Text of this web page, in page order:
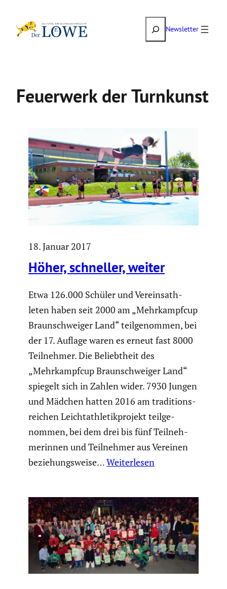
Inhalt
SuchenNewsletter
Feuerwerk der Turnkunst
18. Januar 2017
Höher, schneller, weiter
Etwa 126.000 Schüler und Verein­s­ath­
leten haben seit 2000 am „Mehrkampfcup
Braun­schweiger Land“ teilge­nommen, bei
der 17. Auflage waren es erneut fast 8000
Teilnehmer. Die Beliebt­heit des
„Mehrkampfcup Braun­schweiger Land“
spiegelt sich in Zahlen wider. 7930 Jungen
und Mädchen hatten 2016 am tradi­ti­ons­
rei­chen Leicht­ath­le­tik­pro­jekt teilge­
nommen, bei dem drei bis fünf Teilneh­
me­rinnen und Teilnehmer aus Vereinen
bezie­hungs­weise…Weiterlesen